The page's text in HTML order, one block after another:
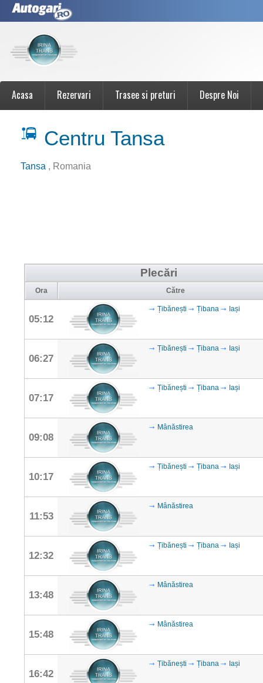
Acasa Rezervari Trasee si preturi Despre Noi
Centru Tansa
Tansa , Romania
Plecări
Ora Către
05:12
Țibănești Țibana Iași
06:27
Țibănești Țibana Iași
07:17
Țibănești Țibana Iași
09:08
Mânăstirea
10:17
Țibănești Țibana Iași
11:53
Mânăstirea
12:32
Țibănești Țibana Iași
13:48
Mânăstirea
15:48
Mânăstirea
16:42
Țibănești Țibana Iași